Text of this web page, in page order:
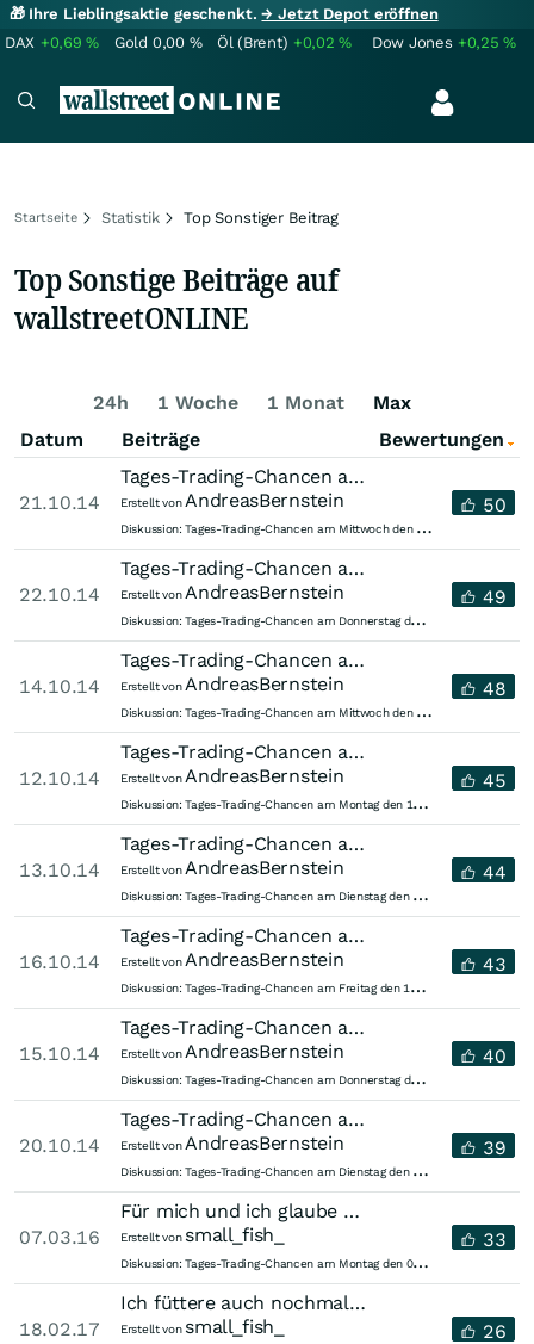
🎁 Ihre Lieblingsaktie geschenkt.→ Jetzt Depot eröffnen
DAX +0,69% Gold 0,00 % Öl (Brent) +0,02% Dow Jones +0,25%
Startseite Statistik Top Sonstiger Beitrag
Top Sonstige Beiträge auf
wallstreetONLINE
Chartanalyse Fundamentalanalyse
24h 1 Woche 1 Monat
Max
Datum
Beiträge Bewertungen
21.10.14
Tages-Trading-Chancen am Mittwoch den 22.10.2014
Erstellt vonAndreasBernstein
Diskussion: T
ages-Trading-Chancen am Mittwoch den 22.10.2014
50
22.10.14
Tages-Trading-Chancen am Donnerstag den 23.10.2014
Erstellt vonAndreasBernstein
Diskussion: T
ages-Trading-Chancen am Donnerstag den 23.10.2014
49
14.10.14
Tages-Trading-Chancen am Mittwoch den 15.10.2014
Erstellt vonAndreasBernstein
Diskussion: T
ages-Trading-Chancen am Mittwoch den 15.10.2014
48
12.10.14
Tages-Trading-Chancen am Montag den 13.10.2014
Erstellt vonAndreasBernstein
Diskussion: T
ages-Trading-Chancen am Montag den 13.10.2014
45
13.10.14
Tages-Trading-Chancen am Dienstag den 14.10.2014
Erstellt vonAndreasBernstein
Diskussion: T
ages-Trading-Chancen am Dienstag den 14.10.2014
44
16.10.14
Tages-Trading-Chancen am Freitag den 17.10.2014
Erstellt vonAndreasBernstein
Diskussion: T
ages-Trading-Chancen am Freitag den 17.10.2014
43
15.10.14
Tages-Trading-Chancen am Donnerstag den 16.10.2014
Erstellt vonAndreasBernstein
Diskussion: T
ages-Trading-Chancen am Donnerstag den 16.10.2014
40
20.10.14
Tages-Trading-Chancen am Dienstag den 21.10.2014
Erstellt vonAndreasBernstein
Diskussion: T
ages-Trading-Chancen am Dienstag den 21.10.2014
39
07.03.16
Für mich und ich glaube sicher noch für andere im Thread sprichst Du nicht!
Erstellt von small_fish_
Diskussion: T
ages-Trading-Chancen am Montag den 07.03.2016
33
18.02.17
Ich füttere auch nochmal die negativ Menschen!
Erstellt von small_fish_ 26